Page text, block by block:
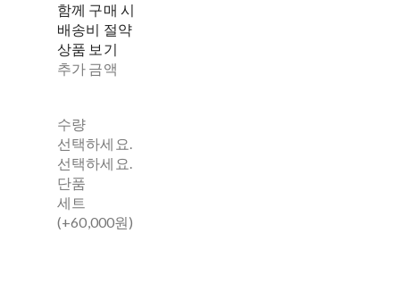
함께 구매 시
배송비 절약
상품 보기
추가 금액
수량
선택하세요.
선택하세요.
단품
세트
(+60,000원)